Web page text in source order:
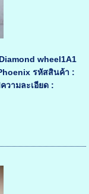
wheel1A1
รหัสสินค้า :
วามละเอียด :